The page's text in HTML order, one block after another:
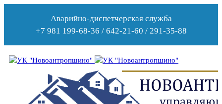
Аварийно-диспетчерская служба
+7 981 199-68-36 / 642-21-60 / 291-35-88